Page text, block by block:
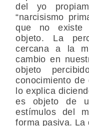
del yo
“narcisismo
que no existe
objeto. La
cercana a la
cambio en
objeto
conocimiento de
lo explica
es objeto de
estímulos del
forma pasiva. La